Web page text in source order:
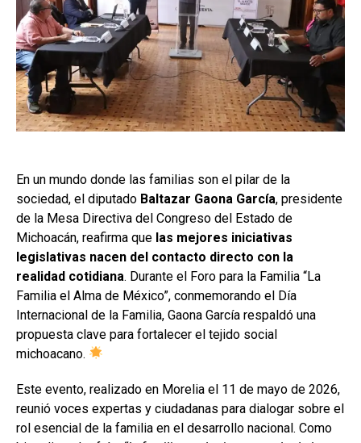
En un mundo donde las familias son el pilar de la
sociedad, el diputado Baltazar Gaona García, presidente
de la Mesa Directiva del Congreso del Estado de
Michoacán, reafirma que las mejores iniciativas
legislativas nacen del contacto directo con la
realidad cotidiana. Durante el Foro para la Familia “La
Familia el Alma de México”, conmemorando el Día
Internacional de la Familia, Gaona García respaldó una
propuesta clave para fortalecer el tejido social
michoacano.
Este evento, realizado en Morelia el 11 de mayo de 2026,
reunió voces expertas y ciudadanas para dialogar sobre el
rol esencial de la familia en el desarrollo nacional. Como